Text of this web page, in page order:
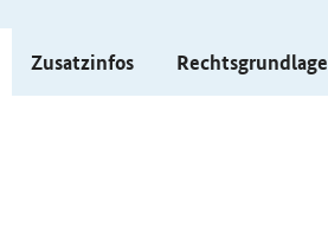
Zusatzinfos Rechtsgrundlage